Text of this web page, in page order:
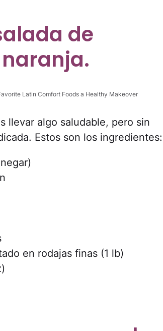
de
Latin Comfort Foods a Healthy Makeover
llevar algo saludable, pero sin
Estos son los ingredientes:
en rodajas finas (1 lb)